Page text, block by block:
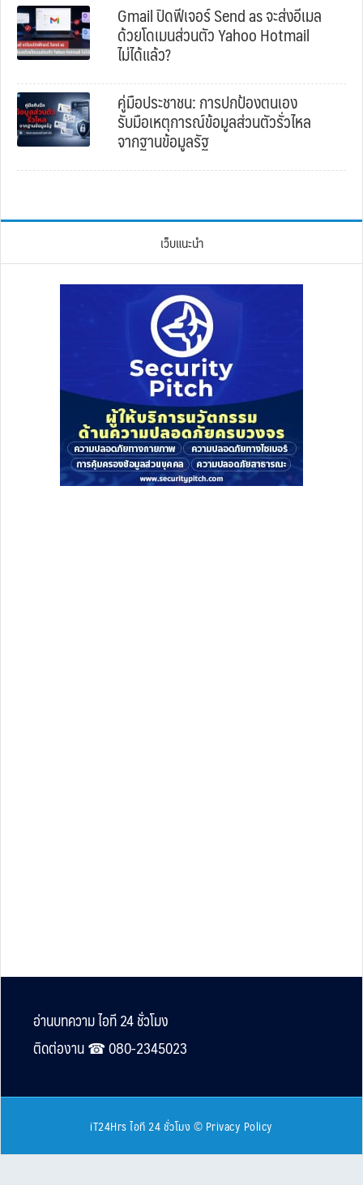
Gmail ปิดฟีเจอร์ Send as จะส่งอีเมล
ด้วยโดเมนส่วนตัว Yahoo Hotmail
ไม่ได้แล้ว?
คู่มือประชาชน: การปกป้องตนเอง
รับมือเหตุการณ์ข้อมูลส่วนตัวรั่วไหล
จากฐานข้อมูลรัฐ
เว็บแนะนำ
Footer
อ่านบทความ ไอที 24 ชั่วโมง
ติดต่องาน ☎︎ 080-2345023
iT24Hrs ไอที 24 ชั่วโมง © Privacy Policy